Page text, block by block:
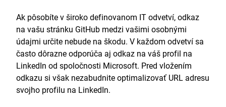
Ak pôsobíte v široko definovanom IT odvetví, odkaz
na vašu stránku GitHub medzi vašimi osobnými
údajmi určite nebude na škodu. V každom odvetví sa
často dôrazne odporúča aj odkaz na váš profil na
LinkedIn od spoločnosti Microsoft. Pred vložením
odkazu si však nezabudnite optimalizovať URL adresu
svojho profilu na LinkedIn.